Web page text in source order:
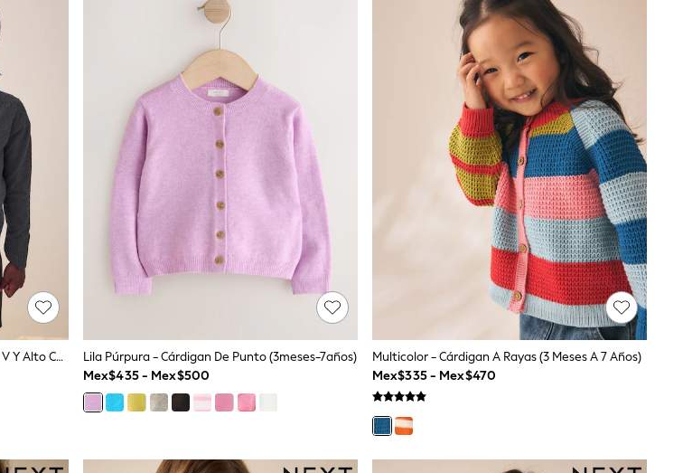
Gris - Cárdigan Escolar Con Cuello En V Y Alto Contenido De Algodón (3-16años)
Lila Púrpura - Cárdigan De Punto (3meses-7años)
Mex$435 - Mex$500
Multicolor - Cárdigan A Rayas (3 Meses A 7 Años)
Mex$335 - Mex$470